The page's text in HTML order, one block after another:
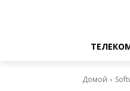
Домой